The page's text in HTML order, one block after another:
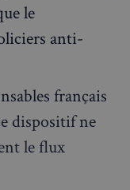
le
anti-
français
dispositif ne
le flux